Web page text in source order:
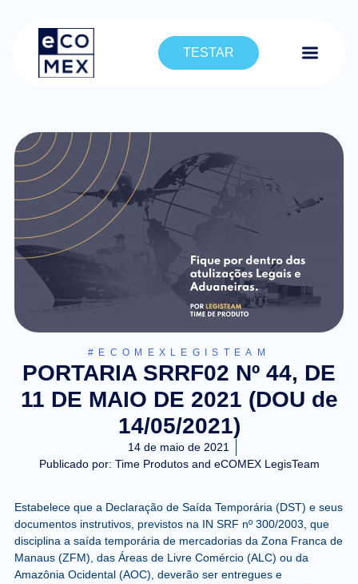
TESTAR
#ECOMEXLEGISTEAM
PORTARIA SRRF02 Nº 44, DE
11 DE MAIO DE 2021 (DOU de
14/05/2021)
14 de maio de 2021
Publicado por: Time Produtos and eCOMEX LegisTeam
Estabelece que a Declaração de Saída Temporária (DST) e seus
documentos instrutivos, previstos na IN SRF nº 300/2003, que
disciplina a saída temporária de mercadorias da Zona Franca de
Manaus (ZFM), das Áreas de Livre Comércio (ALC) ou da
Amazônia Ocidental (AOC), deverão ser entregues e